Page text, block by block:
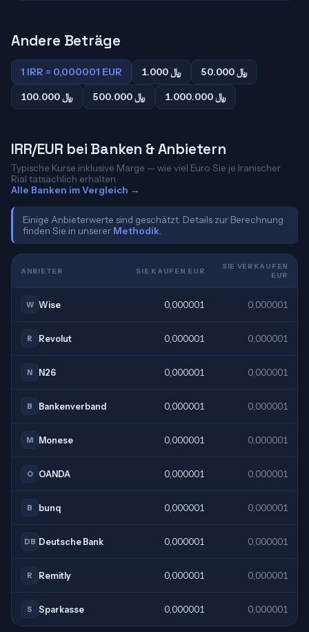
Andere Beträge
1 IRR = 0,000001 EUR 1.000 ﷼
50.000 ﷼
100.000 ﷼
500.000 ﷼ 1.000.000 ﷼
IRR/EUR bei Banken & Anbietern
Typische Kurse inklusive Marge — wie viel Euro Sie je Iranischer
Rial tatsächlich erhalten.
Alle Banken im Vergleich →
Einige Anbieterwerte sind geschätzt. Details zur Berechnung
finden Sie in unserer Methodik
ANBIETER SIE KAUFEN EUR
SIE VERKAUFEN
EUR
W Wise 0,000001 0,000001
R Revolut 0,000001 0,000001
N N26 0,000001 0,000001
B Bankenverband 0,000001 0,000001
M Monese 0,000001 0,000001
O OANDA 0,000001 0,000001
B bunq 0,000001 0,000001
DB Deutsche Bank 0,000001 0,000001
R Remitly 0,000001 0,000001
S Sparkasse 0,000001 0,000001